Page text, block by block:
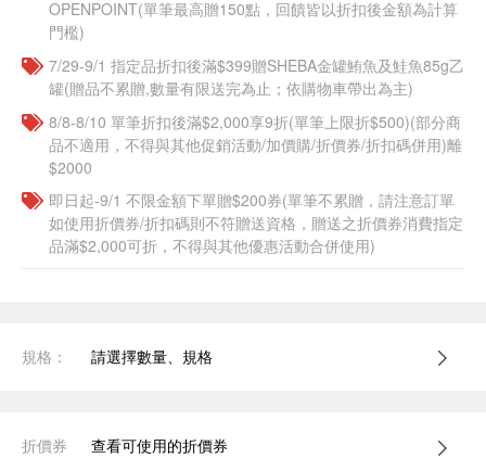
OPENPOINT(單筆最高贈150點，回饋皆以折扣後金額為計算
門檻)
7/29-9/1 指定品折扣後滿$399贈SHEBA金罐鮪魚及鮭魚85g乙
罐(贈品不累贈,數量有限送完為止；依購物車帶出為主)
8/8-8/10 單筆折扣後滿$2,000享9折(單筆上限折$500)(部分商
品不適用，不得與其他促銷活動/加價購/折價券/折扣碼併用)離
$2000
即日起-9/1 不限金額下單贈$200券(單筆不累贈，請注意訂單
如使用折價券/折扣碼則不符贈送資格，贈送之折價券消費指定
品滿$2,000可折，不得與其他優惠活動合併使用)
規格： 請選擇數量、規格
折價券 查看可使用的折價券